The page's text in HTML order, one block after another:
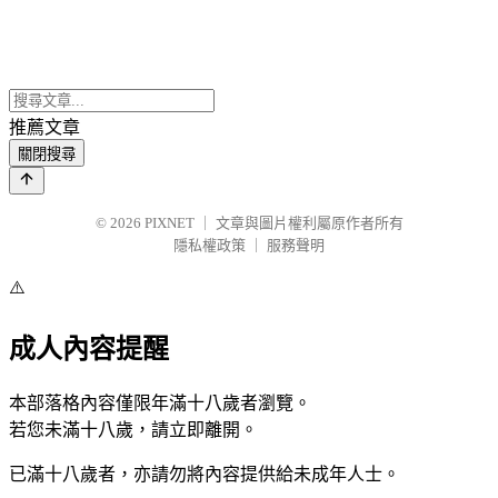
推薦文章
關閉搜尋
© 2026 PIXNET
文章與圖片權利屬原作者所有
隱私權政策
服務聲明
⚠️
成人內容提醒
本部落格內容僅限年滿十八歲者瀏覽。
若您未滿十八歲，請立即離開。
已滿十八歲者，亦請勿將內容提供給未成年人士。